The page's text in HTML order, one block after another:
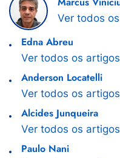
Ver todos
Edna Abreu
Ver todos os artigos
Anderson Locatelli
Ver todos os artigos
Alcides Junqueira
Ver todos os artigos
Paulo Nani